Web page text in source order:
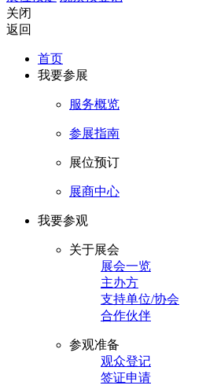
关闭
返回
首页
我要参展
服务概览
参展指南
展位预订
展商中心
我要参观
关于展会
展会一览
主办方
支持单位/协会
合作伙伴
参观准备
观众登记
签证申请